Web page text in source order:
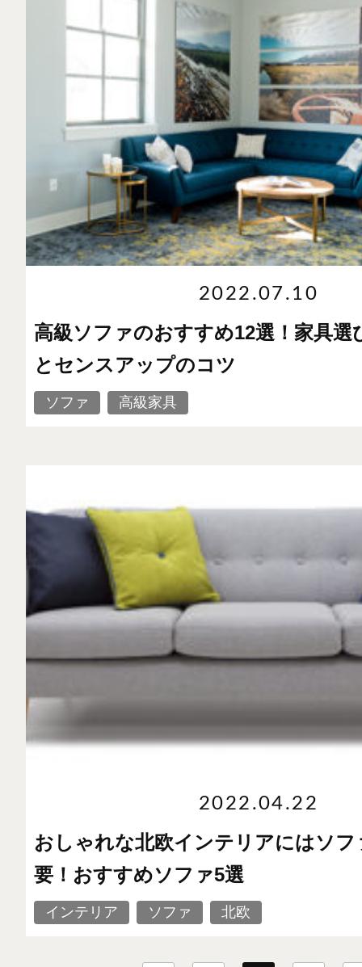
2022.07.10
高級ソファのおすすめ12選！家具選
とセンスアップのコツ
ソファ 高級家具
2022.04.22
おしゃれな北欧インテリアにはソフ
要！おすすめソファ5選
インテリア ソファ 北欧